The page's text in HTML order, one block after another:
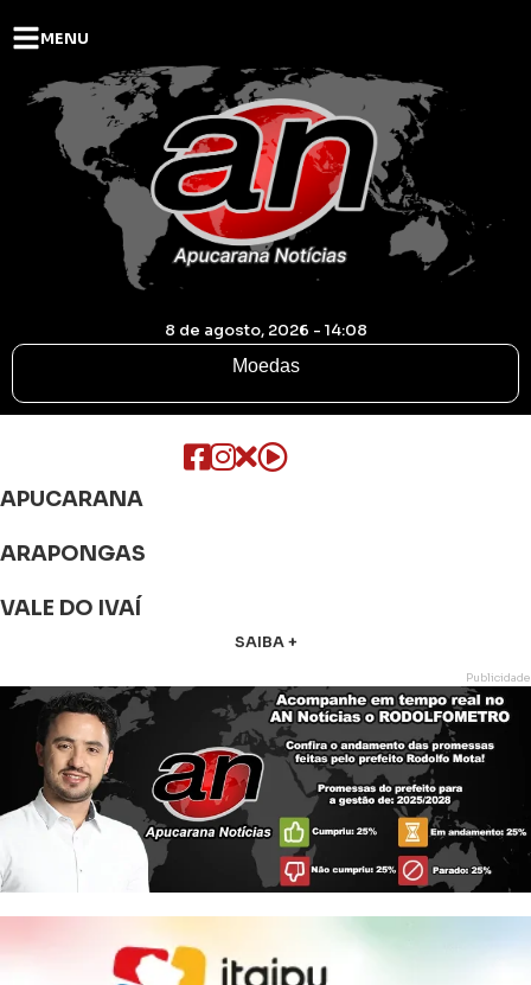
MENU
8 de agosto, 2026 - 14:08
Moedas
APUCARANA
ARAPONGAS
VALE DO IVAÍ
SAIBA +
Publicidade